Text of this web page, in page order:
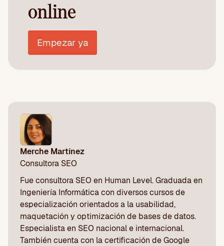
online
Empezar ya
Merche Martínez
Consultora SEO
Fue consultora SEO en Human Level. Graduada en
Ingeniería Informática con diversos cursos de
especialización orientados a la usabilidad,
maquetación y optimización de bases de datos.
Especialista en SEO nacional e internacional.
También cuenta con la certificación de Google